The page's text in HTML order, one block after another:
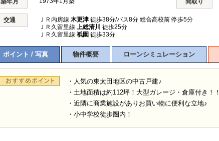
築年月 間取り
交通 ＪＲ内房線 木更津 徒歩38分/バス8分 総合高校前 停歩5分
ＪＲ久留里線 上総清川 徒歩25分
ＪＲ久留里線 祇園 徒歩33分
ポイント / 写真 物件概要 ローンシミュレーション
・人気の東太田地区の中古戸建♪
・土地面積は約112坪！大型ガレージ・倉庫付き！！
・近隣に商業施設がありお買い物に便利な立地♪
・小中学校徒歩圏内！